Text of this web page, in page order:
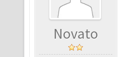
Novato